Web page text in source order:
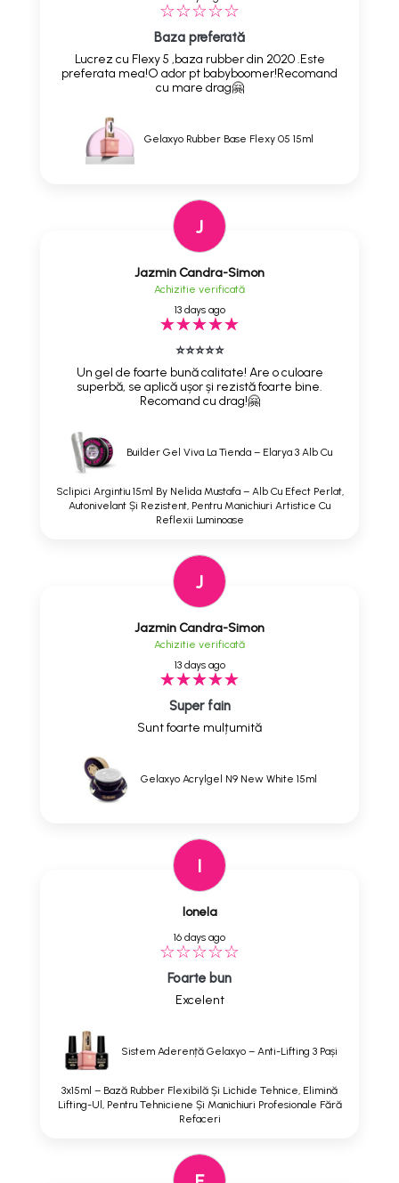
Baza preferată
Lucrez cu Flexy 5 ,baza rubber din 2020 .Este
preferata mea!O ador pt babyboomer!Recomand
cu mare drag🤗
Gelaxyo Rubber Base Flexy 05 15ml
J
Jazmin Candra-Simon
Achizitie verificată
13 days ago
⭐⭐⭐⭐⭐
Un gel de foarte bună calitate! Are o culoare
superbă, se aplică ușor și rezistă foarte bine.
Recomand cu drag!🤗
Builder Gel Viva La Tienda – Elarya 3 Alb Cu
Sclipici Argintiu 15ml By Nelida Mustafa – Alb Cu Efect Perlat,
Autonivelant Și Rezistent, Pentru Manichiuri Artistice Cu
Reflexii Luminoase
J
Jazmin Candra-Simon
Achizitie verificată
13 days ago
Super fain
Sunt foarte mulțumită
Gelaxyo Acrylgel N9 New White 15ml
I
Ionela
16 days ago
Foarte bun
Excelent
Sistem Aderență Gelaxyo – Anti-Lifting 3 Pași
3x15ml – Bază Rubber Flexibilă Și Lichide Tehnice, Elimină
Lifting-Ul, Pentru Tehniciene Și Manichiuri Profesionale Fără
Refaceri